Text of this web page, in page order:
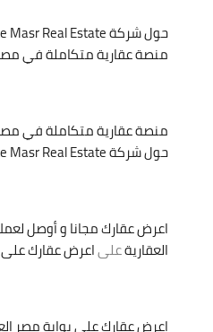
حول شركة Gate Masr Real Estate - بوابة مصر العقارية
منصة عقارية متكاملة في
منصة عقارية متكاملة في
حول شركة Gate Masr Real Estate
اعرض عقارك مجانا و أوصل
العقاريةعلىاعرض عقارك على
اعرض عقارك على بوابة مصر